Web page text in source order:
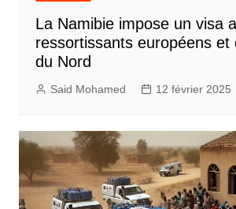
La Namibie impose un visa
ressortissants européens et
du Nord
Said Mohamed 12 février 2025